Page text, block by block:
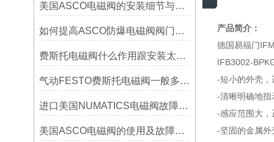
美国ASCO电磁阀的安装细节与技巧操作方法
如何提高ASCO防爆电磁阀阀门实用寿命？
费斯托电磁阀什么作用跟安装太阳能 有什么关系呢
气动FESTO费斯托电磁阀一般多久需要更换
进口美国NUMATICS电磁阀故障：关闭后无法切断介质输送？
美国ASCO电磁阀的使用及故障维修小常识
产品简介：
德国易福门
IFB3002-
-短小的外壳
-清晰明确地指
-感应范围大
-坚固的金属